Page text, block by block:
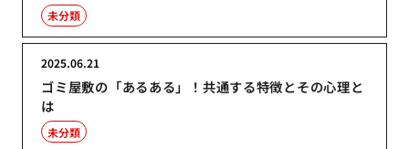
未分類
ゴミ屋敷の「あるある」！共通する特徴とその心理と
は
2025.06.21
未分類